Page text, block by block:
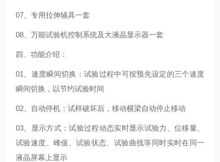
07、专用拉伸辅具一套
08、万能试验机控制系统及大液晶显示器一套
四、功能介绍：
01、速度瞬间切换：试验过程中可按预先设定的三个速度
瞬间切换，以节约试验时间
02、自动停机：试样破坏后，移动横梁自动停止移动
03、显示方式：试验过程动态实时显示试验力、位移量、
试验速度、峰值、试验状态、试验曲线等同时实时在同一
液晶屏幕上显示